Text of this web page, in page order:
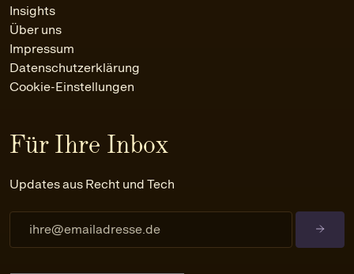
Insights
Über uns
Impressum
Datenschutzerklärung
Cookie-Einstellungen
Für Ihre Inbox
Updates aus Recht und Tech